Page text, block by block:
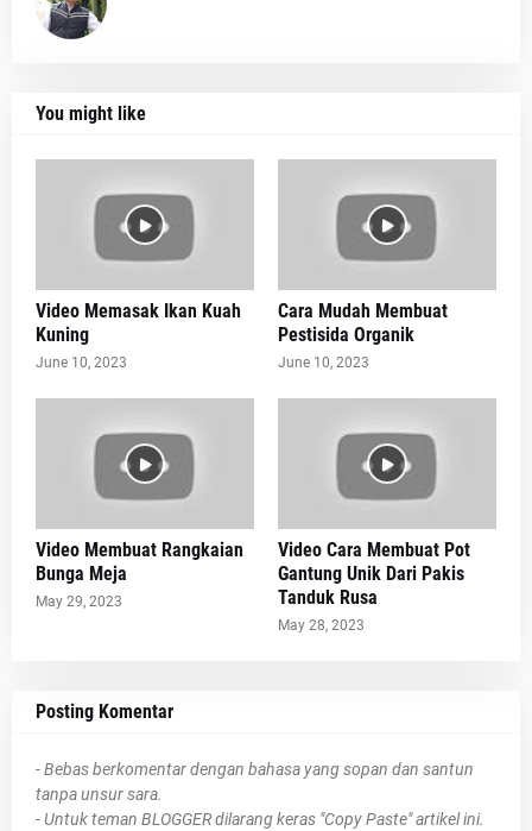
You might like
Video Memasak Ikan Kuah
Kuning
June 10, 2023
Cara Mudah Membuat
Pestisida Organik
June 10, 2023
Video Membuat Rangkaian
Bunga Meja
May 29, 2023
Video Cara Membuat Pot
Gantung Unik Dari Pakis
Tanduk Rusa
May 28, 2023
Posting Komentar
- Bebas berkomentar dengan bahasa yang sopan dan santun
tanpa unsur sara.
- Untuk teman BLOGGER dilarang keras "Copy Paste" artikel ini.